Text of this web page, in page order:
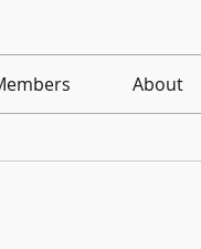
About